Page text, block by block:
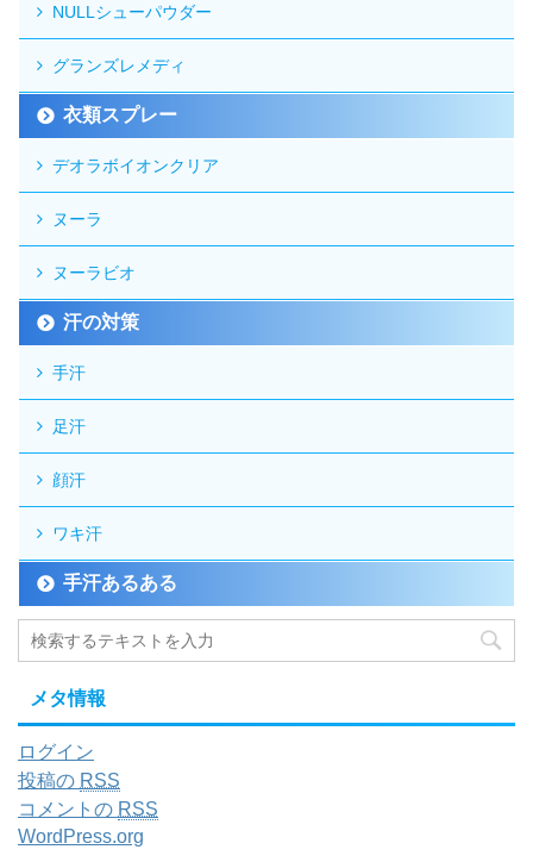
NULLシューパウダー
グランズレメディ
衣類スプレー
デオラボイオンクリア
ヌーラ
ヌーラビオ
汗の対策
手汗
足汗
顔汗
ワキ汗
手汗あるある
メタ情報
ログイン
投稿の RSS
コメントの RSS
WordPress.org